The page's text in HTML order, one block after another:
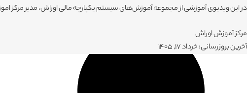
در این ویدیوی آموزشی از مجموعه آموزش‌های سیستم یکپارچه مالی اوراش، مدیر مرکز
مرکز آموزش اوراش
آخرین بروزرسانی: خرداد 17, 1405